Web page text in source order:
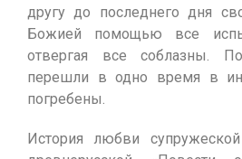
другу до последнего дня
Божией помощью все
отвергая все соблазны.
перешли в одно время в
погребены.
История любви